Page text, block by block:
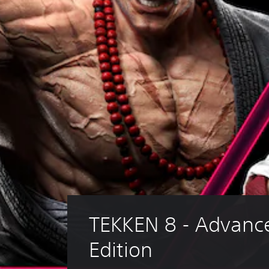
TEKKEN 8 -
Edition